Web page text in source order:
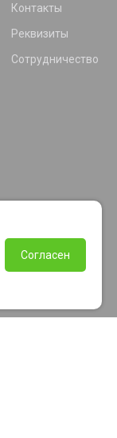
Контакты
Реквизиты
Сотрудничество
Согласен